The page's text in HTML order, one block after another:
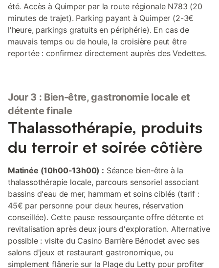
été. Accès à Quimper par la route régionale N783 (20
minutes de trajet). Parking payant à Quimper (2-3€
l'heure, parkings gratuits en périphérie). En cas de
mauvais temps ou de houle, la croisière peut être
reportée : confirmez directement auprès des Vedettes.
Jour 3 : Bien-être, gastronomie locale et
détente finale
Thalassothérapie, produits
du terroir et soirée côtière
Matinée (10h00-13h00) : Séance bien-être à la
thalassothérapie locale, parcours sensoriel associant
bassins d'eau de mer, hammam et soins ciblés (tarif :
45€ par personne pour deux heures, réservation
conseillée). Cette pause ressourçante offre détente et
revitalisation après deux jours d'exploration. Alternative
possible : visite du Casino Barrière Bénodet avec ses
salons d'jeux et restaurant gastronomique, ou
simplement flânerie sur la Plage du Letty pour profiter